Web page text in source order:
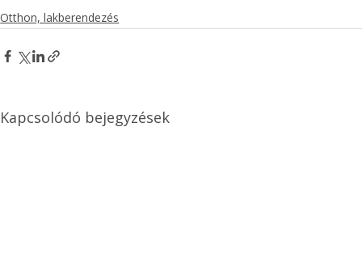
Otthon, lakberendezés
Kapcsolódó bejegyzések